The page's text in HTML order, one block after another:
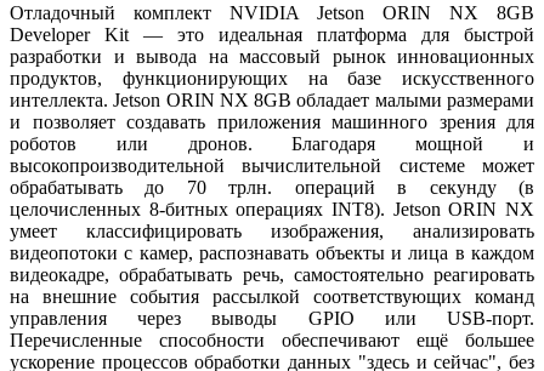
Отладочный комплект NVIDIA Jetson ORIN NX 8GB
Developer Kit — это идеальная платформа для быстрой
разработки и вывода на массовый рынок инновационных
продуктов, функционирующих на базе искусственного
интеллекта. Jetson ORIN NX 8GB обладает малыми размерами
и позволяет создавать приложения машинного зрения для
роботов или дронов. Благодаря мощной и
высокопроизводительной вычислительной системе может
обрабатывать до 70 трлн. операций в секунду (в
целочисленных 8-битных операциях INT8). Jetson ORIN NX
умеет классифицировать изображения, анализировать
видеопотоки с камер, распознавать объекты и лица в каждом
видеокадре, обрабатывать речь, самостоятельно реагировать
на внешние события рассылкой соответствующих команд
управления через выводы GPIO или USB-порт.
Перечисленные способности обеспечивают ещё большее
ускорение процессов обработки данных "здесь и сейчас", без